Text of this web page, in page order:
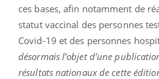
ces bases, afin notamment de
statut vaccinal des personnes
Covid-19 et des personnes
désormais l’objet d’une
résultats nationaux de cette